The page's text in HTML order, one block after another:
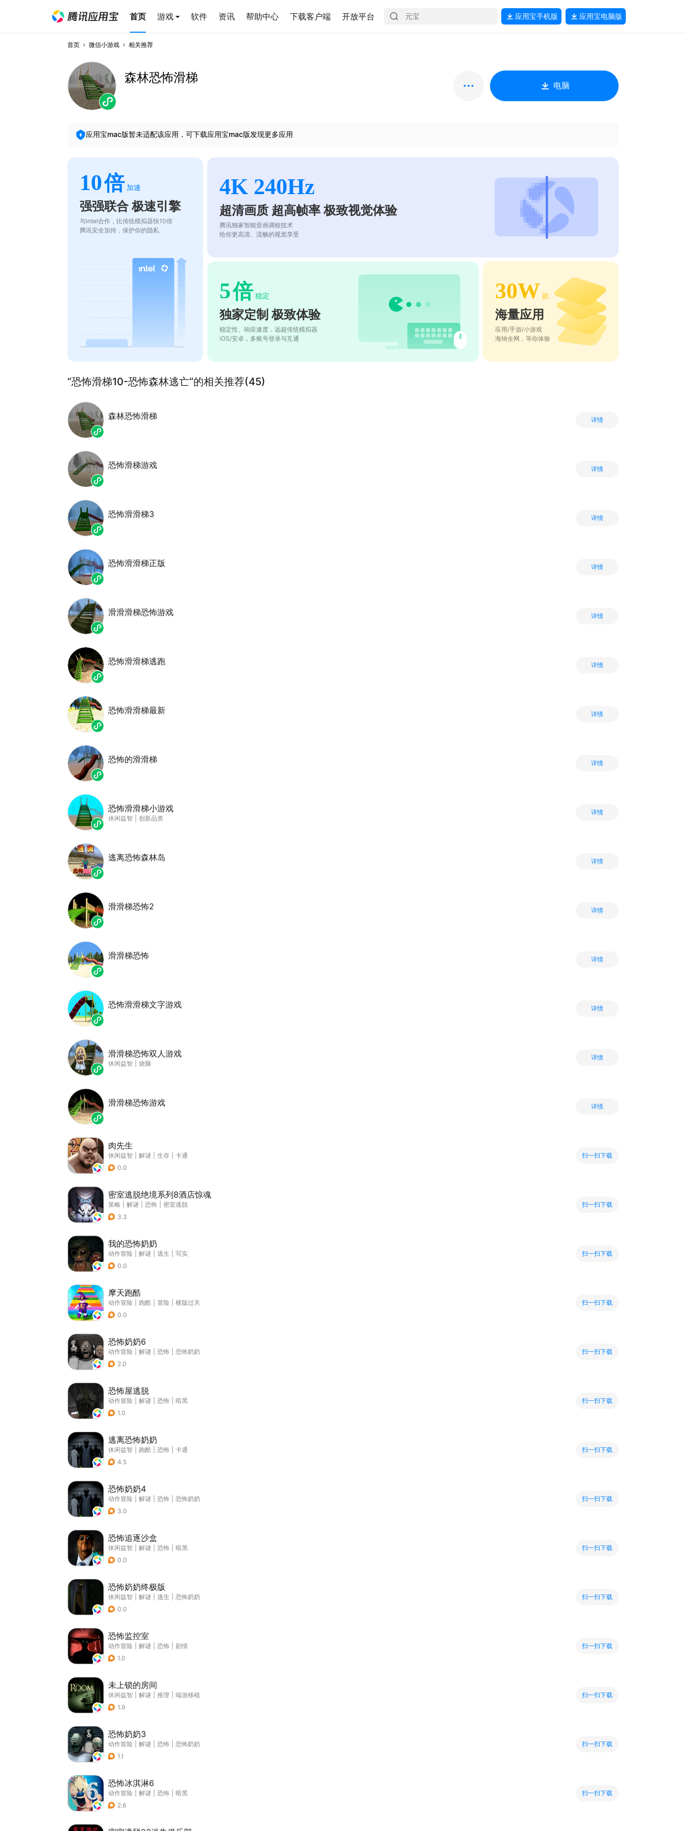
首页 游戏 软件 资讯 帮助中心 下载客户端 开放平台 应用宝手机版 应用宝电脑版
首页 微信小游戏 相关推荐
森林恐怖滑梯
电脑
应用宝mac版暂未适配该应用，可下载应用宝mac版发现更多应用
10倍 加速
强强联合 极速引擎
与intel合作，比传统模拟器快10倍
腾讯安全加持，保护你的隐私
4K 240Hz
超清画质 超高帧率 极致视觉体验
腾讯独家智能音画调校技术
给你更高清、流畅的视觉享受
5倍 稳定
独家定制 极致体验
稳定性、响应速度，远超传统模拟器
iOS/安卓，多账号登录与互通
30W 款
海量应用
应用/手游/小游戏
海纳全网，等你体验
“恐怖滑梯10-恐怖森林逃亡”的相关推荐(45)
森林恐怖滑梯 详情
恐怖滑梯游戏 详情
恐怖滑滑梯3 详情
恐怖滑滑梯正版 详情
滑滑滑梯恐怖游戏 详情
恐怖滑滑梯逃跑 详情
恐怖滑滑梯最新 详情
恐怖的滑滑梯 详情
恐怖滑滑梯小游戏
休闲益智 创新品类
详情
逃离恐怖森林岛 详情
滑滑梯恐怖2 详情
滑滑梯恐怖 详情
恐怖滑滑梯文字游戏 详情
滑滑梯恐怖双人游戏
休闲益智 烧脑
详情
滑滑梯恐怖游戏 详情
肉先生
休闲益智 解谜 生存
卡通
0.0
扫一扫下载
密室逃脱绝境系列8酒店惊魂
策略 解谜 恐怖
密室逃脱
3.3
扫一扫下载
我的恐怖奶奶
动作冒险 解谜 逃生
写实
0.0
扫一扫下载
摩天跑酷
动作冒险 跑酷 冒险
横版过关
0.0
扫一扫下载
恐怖奶奶6
动作冒险 解谜 恐怖
恐怖奶奶
2.0
扫一扫下载
恐怖屋逃脱
动作冒险 解谜 恐怖
暗黑
1.0
扫一扫下载
逃离恐怖奶奶
休闲益智 跑酷 恐怖
卡通
4.5
扫一扫下载
恐怖奶奶4
动作冒险 解谜 恐怖
恐怖奶奶
3.0
扫一扫下载
恐怖追逐沙盒
休闲益智 解谜 恐怖
暗黑
0.0
扫一扫下载
恐怖奶奶终极版
休闲益智 解谜 逃生
恐怖奶奶
0.0
扫一扫下载
恐怖监控室
动作冒险 解谜 恐怖
剧情
1.0
扫一扫下载
未上锁的房间
休闲益智 解谜 推理
端游移植
1.9
扫一扫下载
恐怖奶奶3
动作冒险 解谜 恐怖
恐怖奶奶
1.1
扫一扫下载
恐怖冰淇淋6
动作冒险 解谜 恐怖
暗黑
2.6
扫一扫下载